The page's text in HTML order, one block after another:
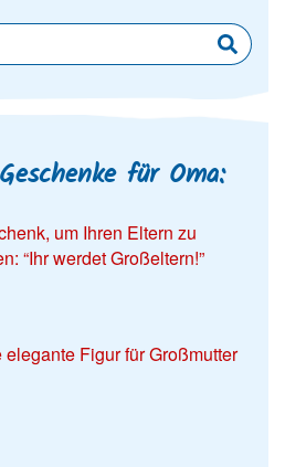
für Oma:
um Ihren Eltern zu
“Ihr werdet Großeltern!”
elegante Figur für Großmutter